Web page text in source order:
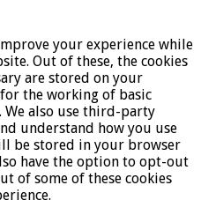
your experience while
Out of these, the cookies
are stored on your
the working of basic
also use third-party
understand how you use
be stored in your browser
have the option to opt-out
of some of these cookies